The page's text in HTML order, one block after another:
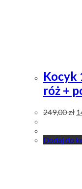
Kocyk
róż +
249,00zł
Dodaj do